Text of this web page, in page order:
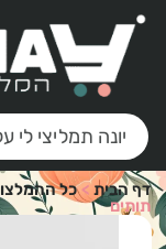
דף הבית>כל
תותים